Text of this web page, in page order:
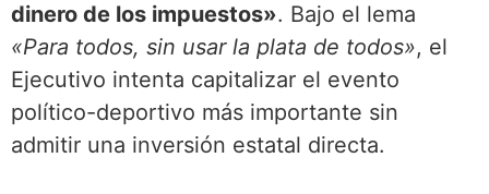
dinero de los impuestos». Bajo el lema
«Para todos, sin usar la plata de todos», el
Ejecutivo intenta capitalizar el evento
político-deportivo más importante sin
admitir una inversión estatal directa.